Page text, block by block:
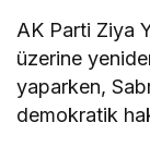
AK Parti Ziya
üzerine
yaparken,
demokratik